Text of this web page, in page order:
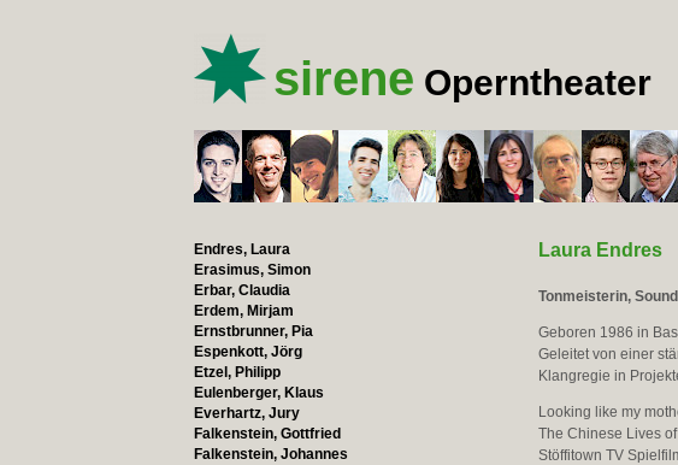
sirene Operntheater
Endres, Laura
Erasimus, Simon
Erbar, Claudia
Erdem, Mirjam
Ernstbrunner, Pia
Espenkott, Jörg
Etzel, Philipp
Eulenberger, Klaus
Everhartz, Jury
Falkenstein, Gottfried
Falkenstein, Johannes
Laura Endres
Tonmeisterin,
Geboren 1986 in
Geleitet von einer
Klangregie in
Looking like my
The Chinese Lives
Stöffitown TV